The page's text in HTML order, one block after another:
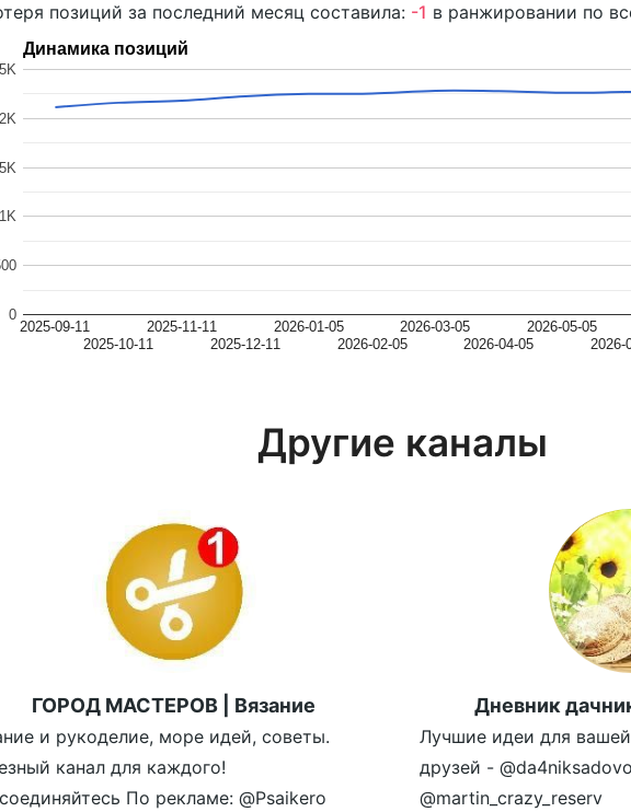
позиций за последний месяц составила: -1 в ранжировании по
Динамика позиций
2025-09-11
2025-10-11
2025-11-11
2025-12-11
2026-01-05
2026-02-05
2026-03-05
2026-04-05
2026-05-05
2026-
0
Другие каналы
ГОРОД МАСТЕРОВ | Вязание
и рукоделие, море идей, советы.
канал для каждого!
По рекламе: @Psaikero
Дневник
Лучшие идеи для
друзей -
@martin_crazy_reserv